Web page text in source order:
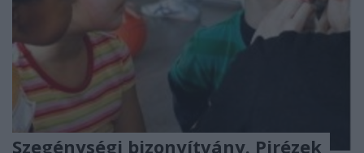
Szegénységi bizonyítvány. Pirézek